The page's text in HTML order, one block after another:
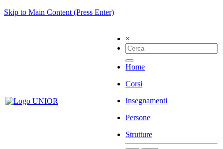
Skip to Main Content (Press Enter)
×
Home
Corsi
Insegnamenti
Persone
Strutture